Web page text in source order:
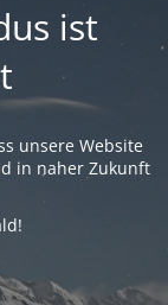
ist
unsere Website
in naher Zukunft